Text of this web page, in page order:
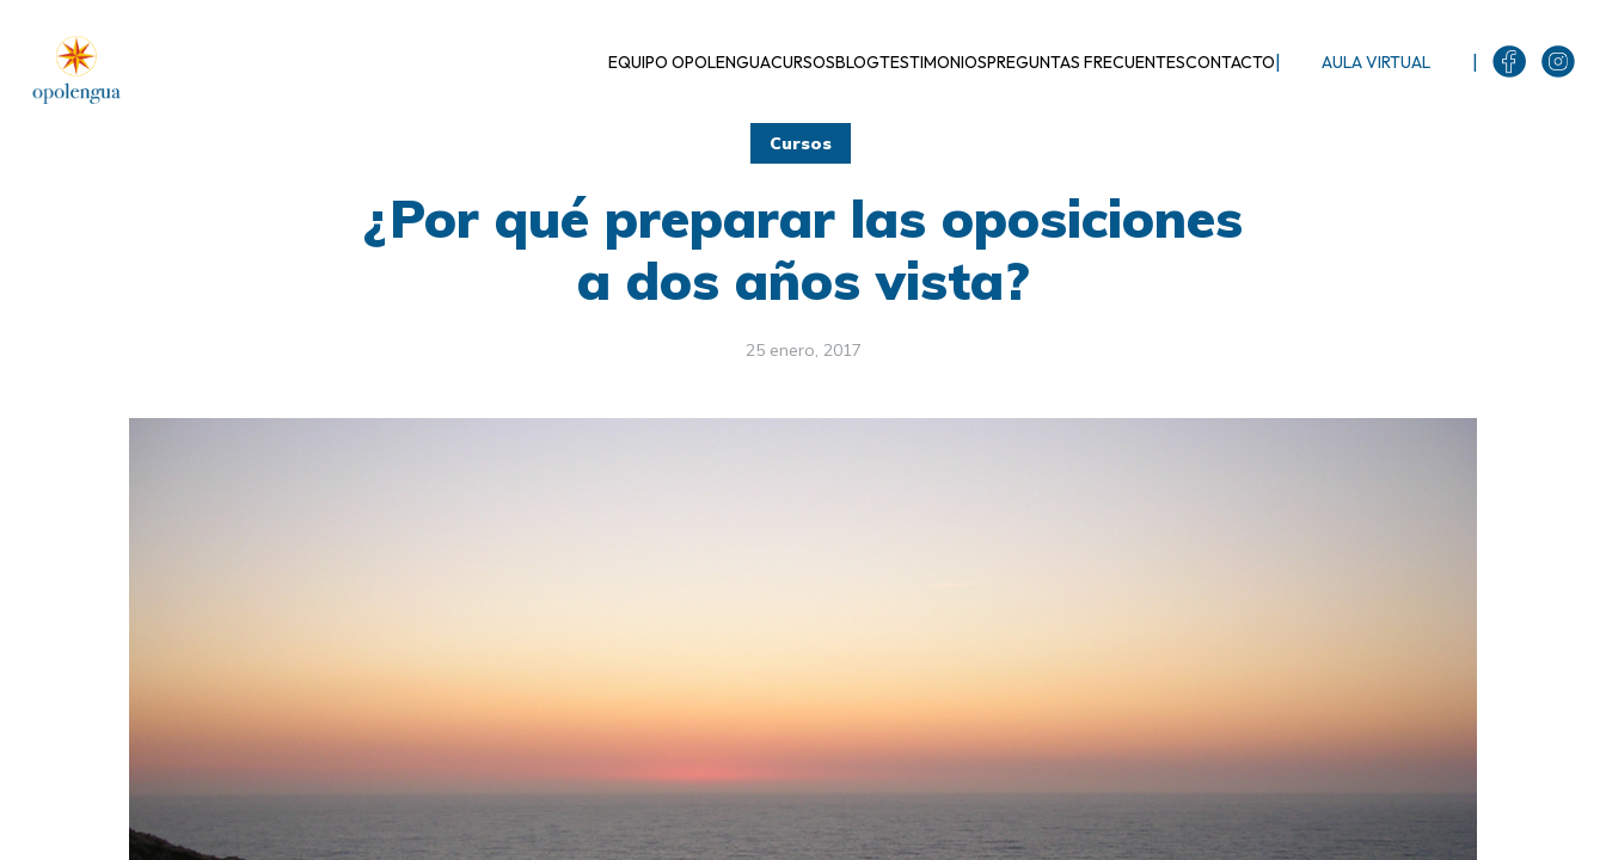
EQUIPO OPOLENGUACURSOSBLOGTESTIMONIOSPREGUNTAS FRECUENTESCONTACTO| AULA VIRTUAL |
Cursos
¿Por qué preparar las oposiciones
a dos años vista?
25 enero, 2017